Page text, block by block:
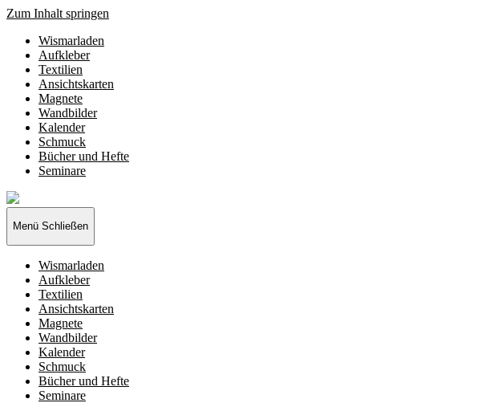
Zum Inhalt springen
Wismarladen
Aufkleber
Textilien
Ansichtskarten
Magnete
Wandbilder
Kalender
Schmuck
Bücher und Hefte
Seminare
Wismarladen
-
deine
Produzentengemeinschaft
Menü Schließen
Wismarladen
Aufkleber
Textilien
Ansichtskarten
Magnete
Wandbilder
Kalender
Schmuck
Bücher und Hefte
Seminare